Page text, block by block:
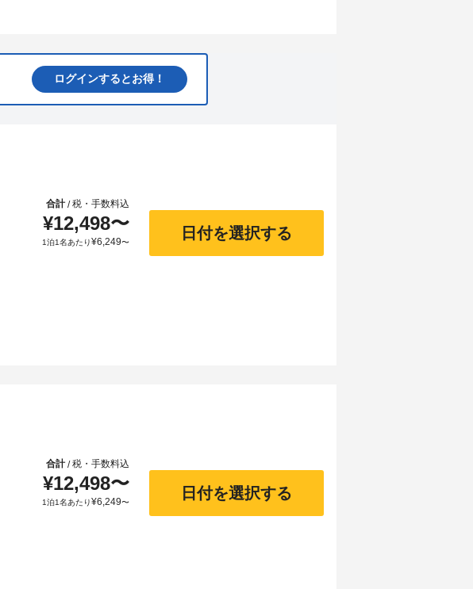
ログインするとお得！
合計/税・手数料込
¥12,498〜
1泊1名あたり¥6,249〜
日付を選択する
合計/税・手数料込
¥12,498〜
1泊1名あたり¥6,249〜
日付を選択する